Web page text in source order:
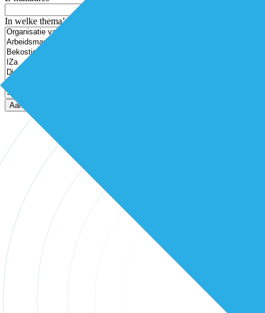
In welke thema’s ben je geïnteresseerd?